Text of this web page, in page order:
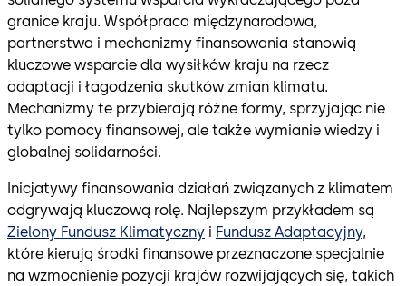
granice kraju. Współpraca międzynarodowa,
partnerstwa i mechanizmy finansowania stanowią
kluczowe wsparcie dla wysiłków kraju na rzecz
adaptacji i łagodzenia skutków zmian klimatu.
Mechanizmy te przybierają różne formy, sprzyjając nie
tylko pomocy finansowej, ale także wymianie wiedzy i
globalnej solidarności.
Inicjatywy finansowania działań związanych z klimatem
odgrywają kluczową rolę. Najlepszym przykładem są
Zielony Fundusz Klimatyczny i Fundusz Adaptacyjny,
które kierują środki finansowe przeznaczone specjalnie
na wzmocnienie pozycji krajów rozwijających się, takich